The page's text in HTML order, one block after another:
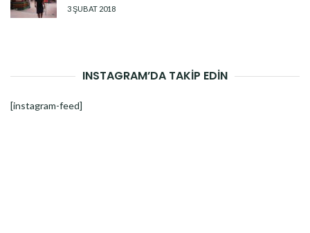
3 ŞUBAT 2018
INSTAGRAM’DA TAKİP EDİN
[instagram-feed]